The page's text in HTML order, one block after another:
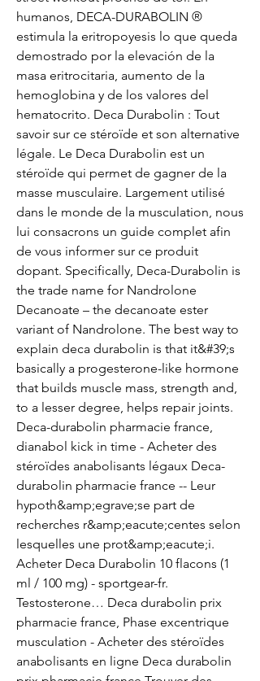
humanos, DECA-DURABOLIN ®
estimula la eritropoyesis lo que queda
demostrado por la elevación de la
masa eritrocitaria, aumento de la
hemoglobina y de los valores del
hematocrito. Deca Durabolin : Tout
savoir sur ce stéroïde et son alternative
légale. Le Deca Durabolin est un
stéroïde qui permet de gagner de la
masse musculaire. Largement utilisé
dans le monde de la musculation, nous
lui consacrons un guide complet afin
de vous informer sur ce produit
dopant. Specifically, Deca-Durabolin is
the trade name for Nandrolone
Decanoate – the decanoate ester
variant of Nandrolone. The best way to
explain deca durabolin is that it&#39;s
basically a progesterone-like hormone
that builds muscle mass, strength and,
to a lesser degree, helps repair joints.
Deca-durabolin pharmacie france,
dianabol kick in time - Acheter des
stéroïdes anabolisants légaux Deca-
durabolin pharmacie france -- Leur
hypoth&amp;egrave;se part de
recherches r&amp;eacute;centes selon
lesquelles une prot&amp;eacute;i.
Acheter Deca Durabolin 10 flacons (1
ml / 100 mg) - sportgear-fr.
Testosterone… Deca durabolin prix
pharmacie france, Phase excentrique
musculation - Acheter des stéroïdes
anabolisants en ligne Deca durabolin